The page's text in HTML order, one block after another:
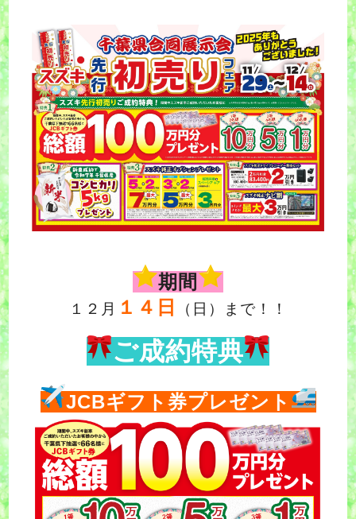
期間
１２月 １４日 （日）まで！！
ご成約特典
JCBギフト券プレゼント